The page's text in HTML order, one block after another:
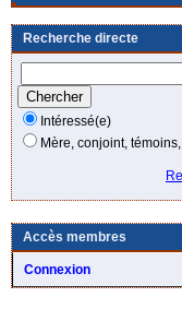
Recherche directe
Intéressé(e)
Mère, conjoint,
Accès membres
Connexion